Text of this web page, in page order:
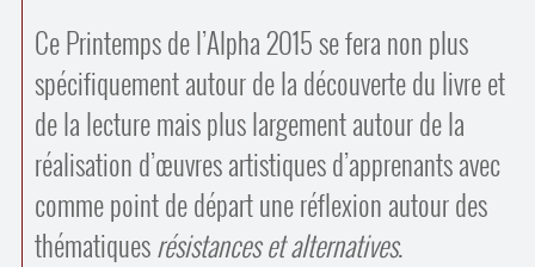
Ce Printemps de l’Alpha 2015 se fera non plus
spécifiquement autour de la découverte du livre et
de la lecture mais plus largement autour de la
réalisation d’œuvres artistiques d’apprenants avec
comme point de départ une réflexion autour des
thématiquesrésistances et alternatives.